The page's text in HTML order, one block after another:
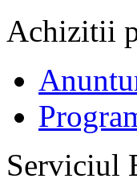
Achizitii
Serviciul